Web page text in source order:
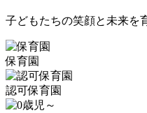
子どもたちの笑顔と未来を
保育園
認可保育園